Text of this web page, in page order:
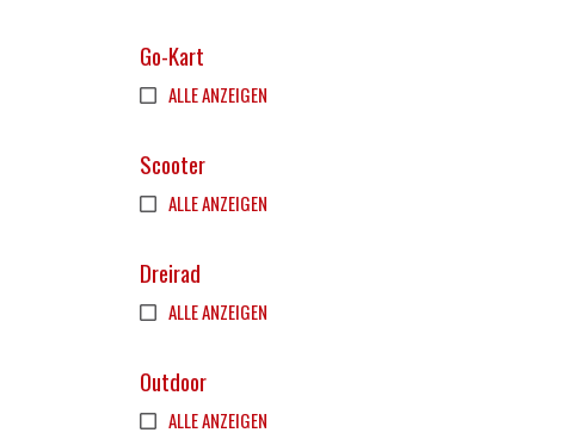
Go-Kart
ALLE ANZEIGEN
Scooter
ALLE ANZEIGEN
Dreirad
ALLE ANZEIGEN
Outdoor
ALLE ANZEIGEN